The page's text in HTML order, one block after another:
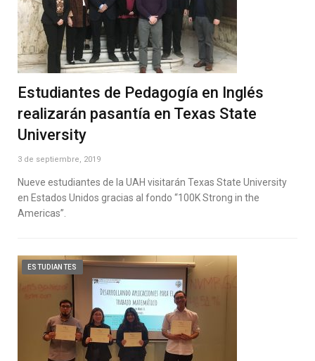
Estudiantes de Pedagogía en Inglés
realizarán pasantía en Texas State
University
3 de septiembre, 2019
Nueve estudiantes de la UAH visitarán Texas State University
en Estados Unidos gracias al fondo “100K Strong in the
Americas”.
ESTUDIANTES